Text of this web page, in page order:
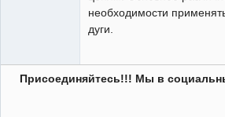
необходимости
дуги.
Присоединяйтесь!!! Мы в